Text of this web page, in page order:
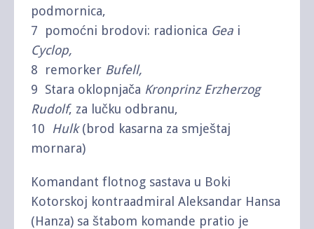
podmornica,
7 pomoćni brodovi: radionica Gea i
Cyclop,
8 remorker Bufell,
9 Stara oklopnjača Kronprinz Erzherzog
Rudolf, za lučku odbranu,
10 Hulk(brod kasarna za smještaj
mornara)
Komandant flotnog sastava u Boki
Kotorskoj kontraadmiral Aleksandar Hansa
(Hanza) sa štabom komande pratio je